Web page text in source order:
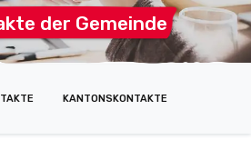
der Gemeinde
KANTONSKONTAKTE